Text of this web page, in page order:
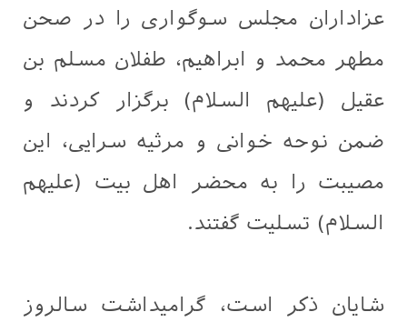
عزاداران مجلس سوگواری را در صحن
مطهر محمد و ابراهیم، طفلان مسلم بن
عقیل (علیهم السلام) برگزار کردند و
ضمن نوحه خوانی و مرثیه سرایی، این
مصیبت را به محضر اهل بیت (علیهم
السلام) تسلیت گفتند.
شایان ذکر است، گرامیداشت سالروز